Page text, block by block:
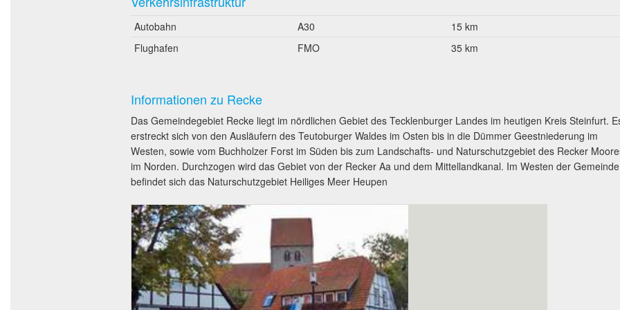
Autobahn A30
15 km
Flughafen
FMO 35 km
Informationen zu Recke
Das Gemeindegebiet Recke liegt im nördlichen Gebiet des Tecklenburger Landes im heutigen Kreis Steinfurt.
erstreckt sich von den Ausläufern des Teutoburger Waldes im Osten bis in die Dümmer Geestniederung im
Westen, sowie vom Buchholzer Forst im Süden bis zum Landschafts- und Naturschutzgebiet des Recker
im Norden. Durchzogen wird das Gebiet von der Recker Aa und dem Mittellandkanal. Im Westen der Gemeinde
befindet sich das Naturschutzgebiet Heiliges Meer Heupen